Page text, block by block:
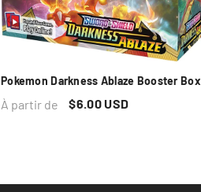
Pokemon Darkness Ablaze Booster Box
À partir de $6.00 USD